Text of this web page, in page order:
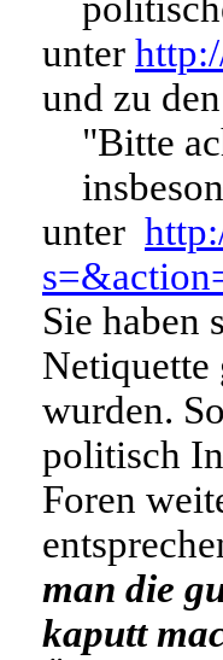
unter
und zu
"Bitte
unter
Sie haben
Netiquette
wurden.
politisch
Foren
man die
kaputt